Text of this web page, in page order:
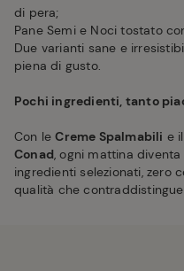
di pera;
Pane Semi e Noci tostato
Due varianti sane e
piena di gusto.
Pochi ingredienti, tanto
Con leCreme Spalmabili e il
Conad, ogni mattina
ingredienti selezionati, zero
qualità che contraddistingue